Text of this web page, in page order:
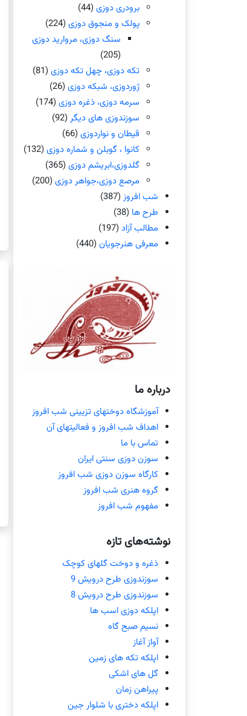
برودری دوزی (44)
پولک و منجوق دوزی (224)
سنگ دوزی، مروارید دوزی
(205)
تکه دوزی، چهل تکه دوزی (81)
ژوردوزی، شبکه دوزی (26)
سرمه دوزی، ذغره دوزی (174)
سوزندوزی های دیگر (92)
قیطان و نواردوزی (66)
کانوا ، گوبلن و شماره دوزی (132)
گلدوزی،ابریشم دوزی (365)
مرصع دوزی،جواهر دوزی (200)
شب افروز (387)
طرح ها (38)
مطالب آزاد (197)
معرفی هنرجویان (440)
درباره ما
آموزشگاه دوختهای تزیینی شب افروز
اهداف شب افروز و فعالیتهای آن
تماس با ما
سوزن دوزی سنتی ایران
کارگاه سوزن دوزی شب افروز
گروه هنری شب افروز
مفهوم شب افروز
نوشته‌های تازه
ذغره و دوخت گلهای کوچک
سوزندوزی طرح درویش 9
سوزندوزی طرح درویش 8
اپلکه دوزی اسب ها
نسیم صبح گاه
آواز آغاز
اپلکه تکه های زمین
گل های اشکی
پیراهن زمان
اپلکه دختری با شلوار جین